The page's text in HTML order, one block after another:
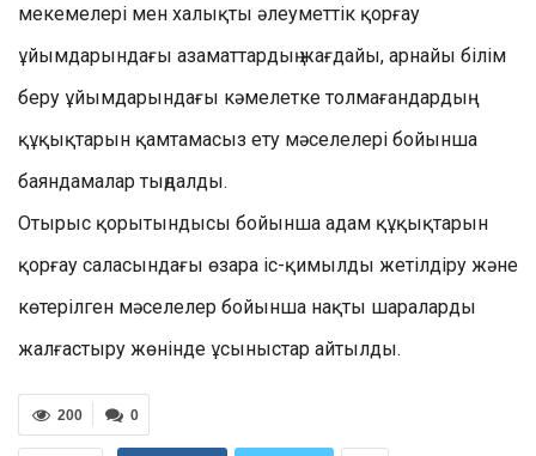
мекемелері мен халықты әлеуметтік қорғау
ұйымдарындағы азаматтардың жағдайы, арнайы білім
беру ұйымдарындағы кәмелетке толмағандардың
құқықтарын қамтамасыз ету мәселелері бойынша
баяндамалар тыңдалды.
Отырыс қорытындысы бойынша адам құқықтарын
қорғау саласындағы өзара іс-қимылды жетілдіру және
көтерілген мәселелер бойынша нақты шараларды
жалғастыру жөнінде ұсыныстар айтылды.
0
200